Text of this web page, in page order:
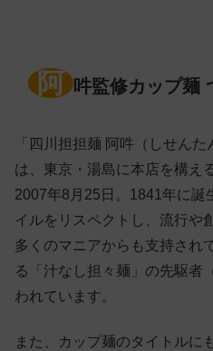
阿 吽監修カップ麺
「四川担担麺 阿吽（しせん
は、東京・湯島に本店を構え
2007年8月25日。1841年に誕
イルをリスペクトし、流行や
多くのマニアからも支持され
る「汁なし担々麺」の先駆者
われています。
また、カップ麺のタイトルに